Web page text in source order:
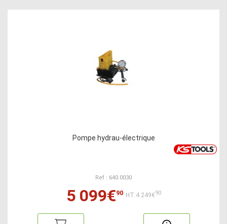
Pompe hydrau-électrique
Ref : 640.0030
5 099€90 HT:4 249€90